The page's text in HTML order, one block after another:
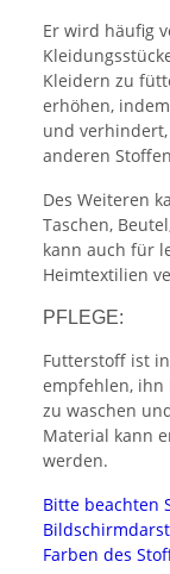
Er wird häufig
Kleidern zu
erhöhen,
und
anderen
Des Weiteren
Taschen,
kann auch für
Heimtextilien
PFLEGE:
Futterstoff ist
empfehlen,
zu waschen
Material kann
werden.
Bitte beachten
Farben des